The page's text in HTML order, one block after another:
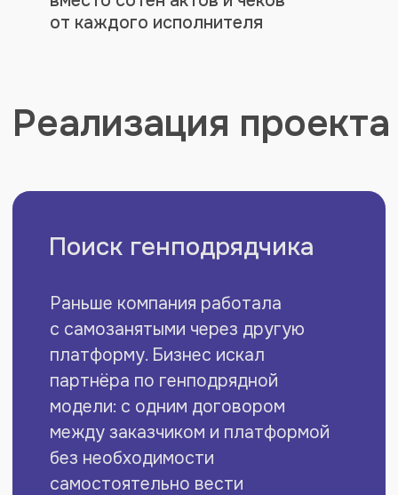
на действующих проектах к платформе
и забрали документооборот на свою
Документооборот с самозанятыми
ведётся на стороне РеСтафф. Платформа
закрывающие документы. По итогам
месяца клиент получает один
от платформы вместо отдельных чеков
и актов с каждым из сотен исполнителей.
С клиентом работает выделенная команда
поддержки. Специалисты сопровождают
онбординг новых исполнителей, помогают
в нестандартных ситуациях и решают
оперативные вопросы. Для бизнеса
это критично: исполнители часто впервые
работаю через сервис, и живая поддержка
нужна с обеих сторон.